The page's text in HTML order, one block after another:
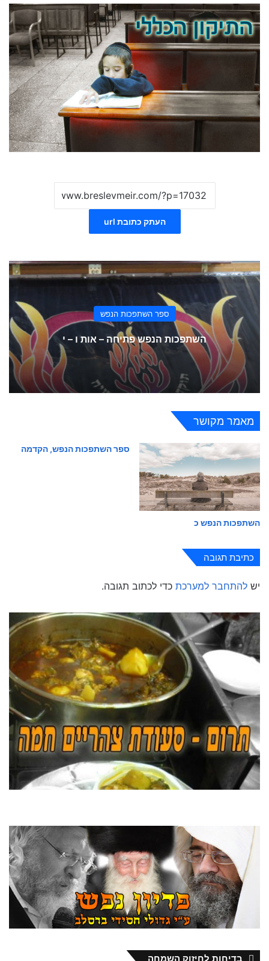
העתק כתובת url
ספר השתפכות הנפש
השתפכות הנפש פתיחה – אות ו – י
מאמר מקושר
השתפכות הנפש כ
ספר השתפכות הנפש, הקדמה
כתיבת תגובה
יש להתחבר למערכת כדי לכתוב תגובה.
בדיחות לחיזוק השמחה